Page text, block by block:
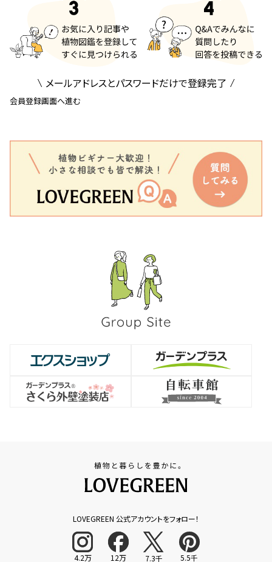
メールアドレスとパスワードだけで登録完了
会員登録画面へ進む
LOVEGREEN 公式アカウントをフォロー！
4.2万 12万 7.3千 5.5千